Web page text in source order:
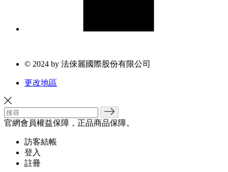
© 2024 by 法倈麗國際股份有限公司
更改地區
官網會員權益保障，正品商品保障。
訪客結帳
登入
註冊